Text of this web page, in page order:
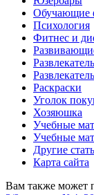
Обучающие
Психология
Фитнес и
Раскраски
Уголок
Хозяюшка
Учебные
Учебные
Другие
Карта сайта
Вам также может